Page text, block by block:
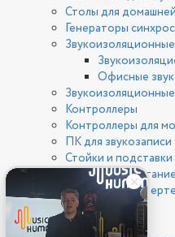
Столы для
Генераторы
Офисные
Контроллеры
Контроллеры для
ПК для звукозаписи
Стойки и
Фантомное питание
ЦАП/АЦП
Клавишные
Синтезаторы